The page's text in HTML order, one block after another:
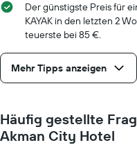
Y-
Achse,
den
durchschnittlichen
Zimmerpreis
Der günstigste Preis für
KAYAK in den letzten 2
teuerste bei 85 €.
Mehr Tipps anzeigen
Häufig gestellte
Akman City Hotel